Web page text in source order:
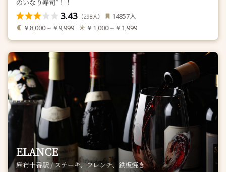
のいなり寿司”！！
3.43 （298人） 14857人
￥8,000～￥9,999 ￥1,000～￥1,999
ELANCE
麻布十番駅 / ステーキ、フレンチ、鉄板焼き